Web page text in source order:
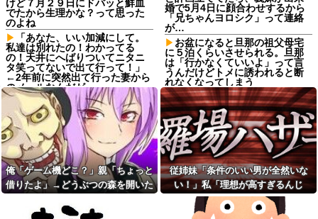
けど７月２９日にドバッと鮮血
でたから生理かな？って思った
のよね
「あなた、いい加減にして。
私達は別れたの！わかってる
の！天井にへばりついてニタニ
タ笑ってないで出て行って！」
←2年前に突然出て行った妻から
のメールなんだが…
【悲報】 ワイ「ラーメン一袋
だけじゃ足らんわ！二袋作った
ろ！」→結果ｗｗｗ
友人の親が営む店で車を購入
しただけなのに、友人から「裏
切った」と責められるようにな
った理由が理解できず…
サッカークラブに通ってるＡ
くんが急に海外へ引っ越すこと
ョックを受けて...
婚で5月4日に顔合わせするから
「兄ちゃんヨロシク」って連絡
が…
お盆になると旦那の祖父母宅
に５泊くらいさせられる。旦那
は「行かなくていいよ」って言
うんだけどトメに誘われると断
れなくなってしまう
ねりけしで作った正露丸を飲
ませたら｢すっげー効いた。サン
キューな｣と笑顔で返された
【熱波】ドイツ、暑すぎて１
ヶ月で９６００人死亡
【熱波】ドイツ、暑すぎて１
ヶ月で９６００人死亡
【画像】ディズニーのおいな
り巻（600円）、流石にアレすぎ
て賛否両論の大炎上をしてしま
うw w w w w w w他
俺「ゲーム機どこ？」親「ちょっと
借りたよ」→どうぶつの森を開いた
て…
従姉妹「条件のいい男が全然いな
い！」私「理想が高すぎるんじ
ゃ…？」→婚活の愚痴を聞き続けた
結果…